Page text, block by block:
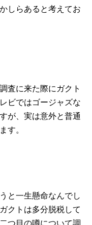
しらあると考えてお
査に来た際にガクト
ビではゴージャズな
が、実は意外と普通
す。
と一生懸命なんでし
クトは多分脱税して
つ目の噂について調